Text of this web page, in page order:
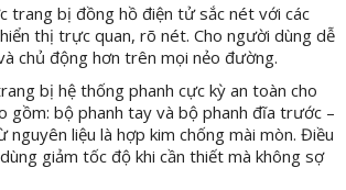
trang bị đồng hồ điện tử sắc nét với các
thị trực quan, rõ nét. Cho người dùng dễ
chủ động hơn trên mọi nẻo đường.
bị hệ thống phanh cực kỳ an toàn cho
gồm: bộ phanh tay và bộ phanh đĩa trước –
nguyên liệu là hợp kim chống mài mòn. Điều
giảm tốc độ khi cần thiết mà không sợ